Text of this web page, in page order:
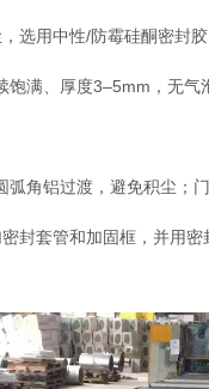
用中性/防霉硅酮密封胶
满、厚度3–5mm，无气
角铝过渡，避免积尘；
封套管和加固框，并用密